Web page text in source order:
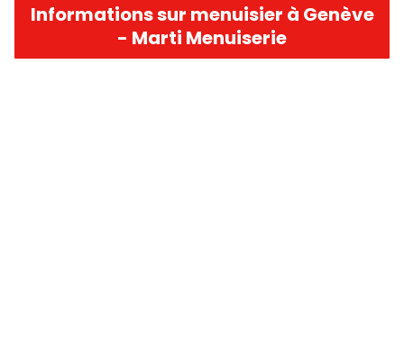
Informations sur menuisier à Genève
- Marti Menuiserie